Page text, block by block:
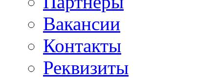
Вакансии
Контакты
Реквизиты